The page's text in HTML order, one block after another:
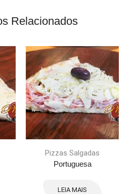
Relacionados
Pizzas Salgadas
Portuguesa
LEIA MAIS